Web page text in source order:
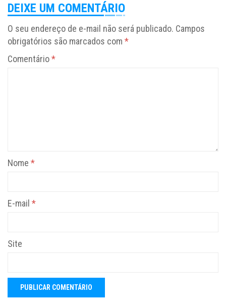
DEIXE UM COMENTÁRIO
O seu endereço de e-mail não será publicado. Campos
obrigatórios são marcados com *
Comentário*
Nome *
E-mail *
Site